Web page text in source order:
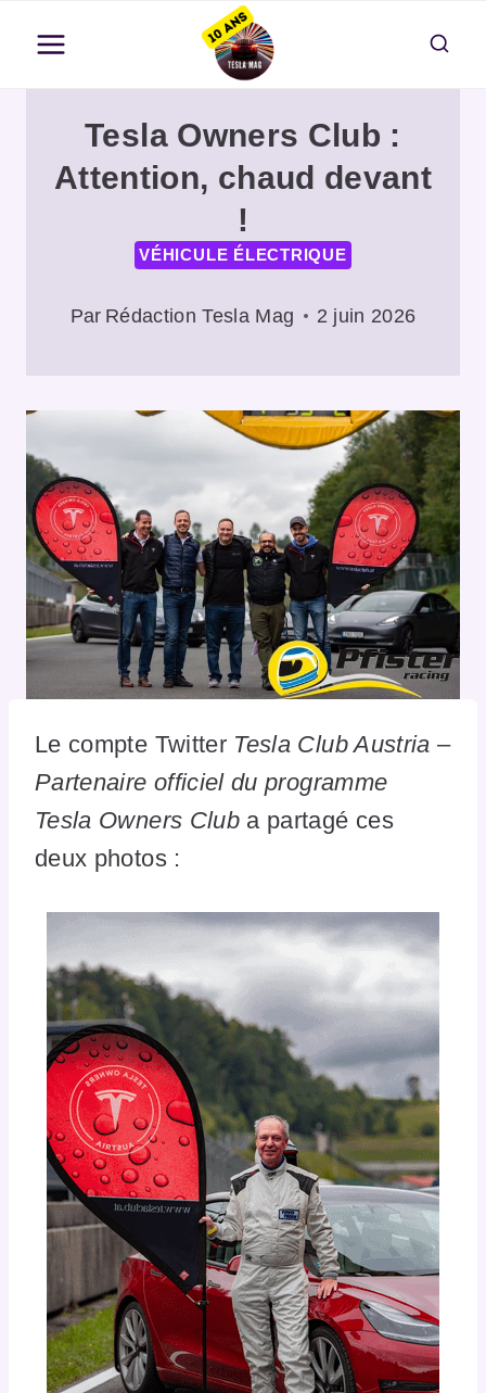
contenu
Tesla Owners Club :
Attention, chaud devant
!
VÉHICULE ÉLECTRIQUE
Par Rédaction Tesla Mag 2 juin 2026
Le compte Twitter Tesla Club Austria –
Partenaire officiel du programme
Tesla Owners Club a partagé ces
deux photos :